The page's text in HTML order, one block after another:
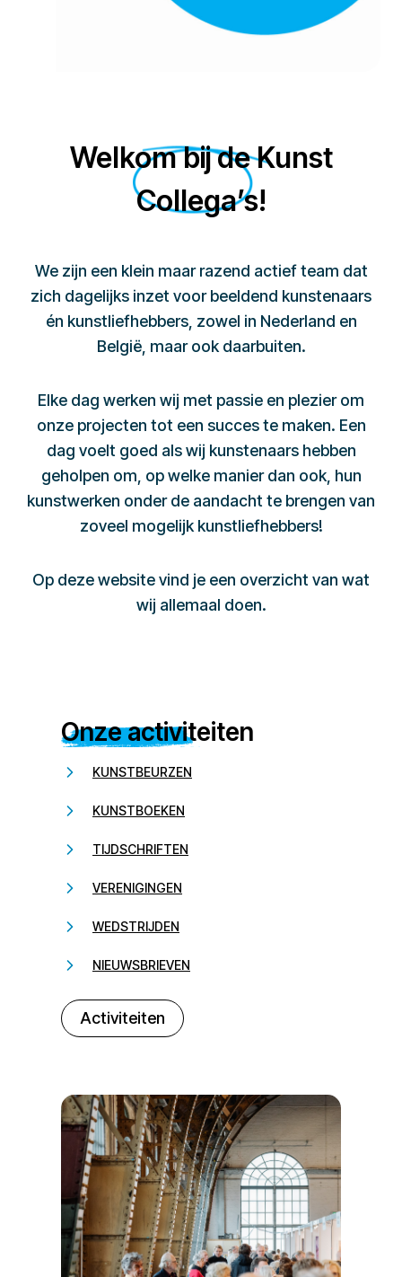
Welkom bij de Kunst
Collega’s!
We zijn een klein maar razend actief team dat
zich dagelijks inzet voor beeldend kunstenaars
én kunstliefhebbers, zowel in Nederland en
België, maar ook daarbuiten.
Elke dag werken wij met passie en plezier om
onze projecten tot een succes te maken. Een
dag voelt goed als wij kunstenaars hebben
geholpen om, op welke manier dan ook, hun
kunstwerken onder de aandacht te brengen van
zoveel mogelijk kunstliefhebbers!
Op deze website vind je een overzicht van wat
wij allemaal doen.
Onze activiteiten
KUNSTBEURZEN
KUNSTBOEKEN
TIJDSCHRIFTEN
VERENIGINGEN
WEDSTRIJDEN
NIEUWSBRIEVEN
Activiteiten
232323